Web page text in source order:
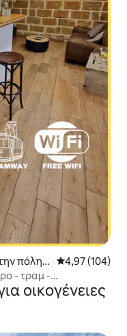
πόλη
Μέση
4,97 (104)
- τραμ -
οικογένειες